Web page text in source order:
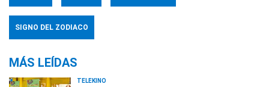
SIGNO DEL ZODIACO
MÁS LEÍDAS
TELEKINO